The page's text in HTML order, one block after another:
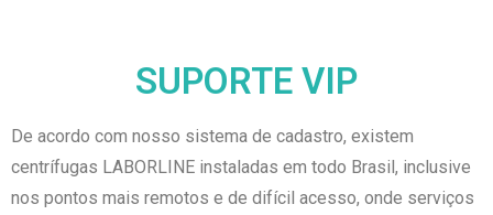
SUPORTE VIP
De acordo com nosso sistema de cadastro, existem
centrífugas LABORLINE instaladas em todo Brasil, inclusive
nos pontos mais remotos e de difícil acesso, onde serviços